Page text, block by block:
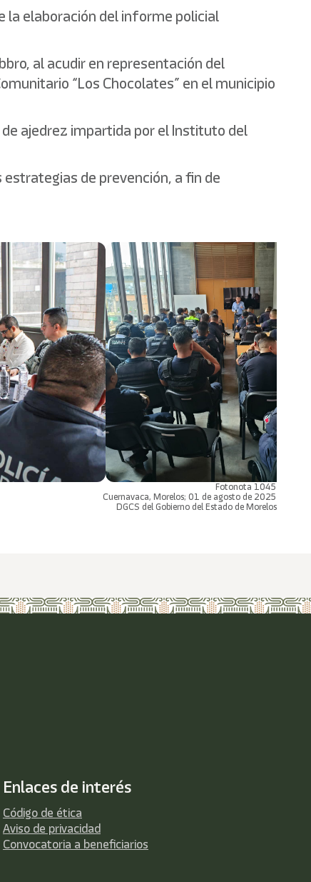
la elaboración del informe policial
al acudir en representación del
“Los Chocolates” en el municipio
ajedrez impartida por el Instituto del
de prevención, a fin de
Fotonota 1045
Cuernavaca, Morelos; 01 de agosto de 2025
DGCS del Gobierno del Estado de Morelos
Enlaces de interés
Código de ética
Aviso de privacidad
Convocatoria a beneficiarios